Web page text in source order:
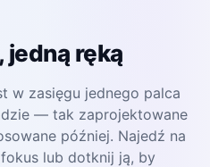
jedną ręką
w zasięgu jednego palca
— tak zaprojektowane
później. Najedź na
lub dotknij ją, by